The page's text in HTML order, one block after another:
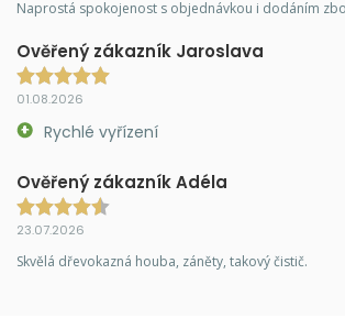
Naprostá spokojenost s objednávkou i dodáním
Ověřený zákazník Jaroslava
01.08.2026
Rychlé vyřízení
Ověřený zákazník Adéla
23.07.2026
Skvělá dřevokazná houba, záněty, takový čistič.